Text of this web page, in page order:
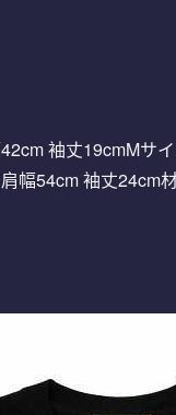
袖丈19cmMサ
幅54cm 袖丈24cm